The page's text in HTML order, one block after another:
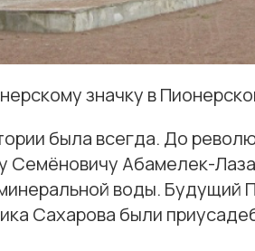
значку в
была всегда. До
Семёновичу Абамелек-
воды. Будущий
Сахарова были